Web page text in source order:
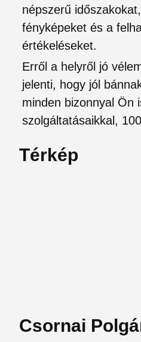
népszerű
fényképeket és a
értékeléseket.
Erről a helyről jó
jelenti, hogy jól
minden bizonnyal Ön
szolgáltatásaikkal,
Térkép
Csornai